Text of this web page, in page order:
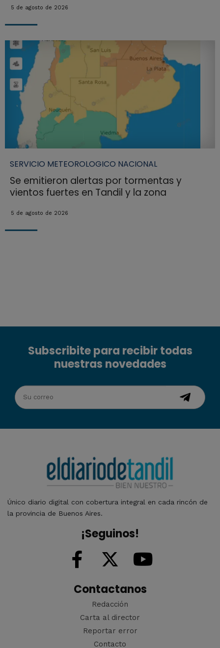
5 de agosto de 2026
SERVICIO METEOROLOGICO NACIONAL
Se emitieron alertas por tormentas y
vientos fuertes en Tandil y la zona
5 de agosto de 2026
Subscribite para recibir todas
nuestras novedades
Único diario digital con cobertura integral en cada rincón de
la provincia de Buenos Aires.
¡Seguinos!
Contactanos
Redacción
Carta al director
Reportar error
Contacto